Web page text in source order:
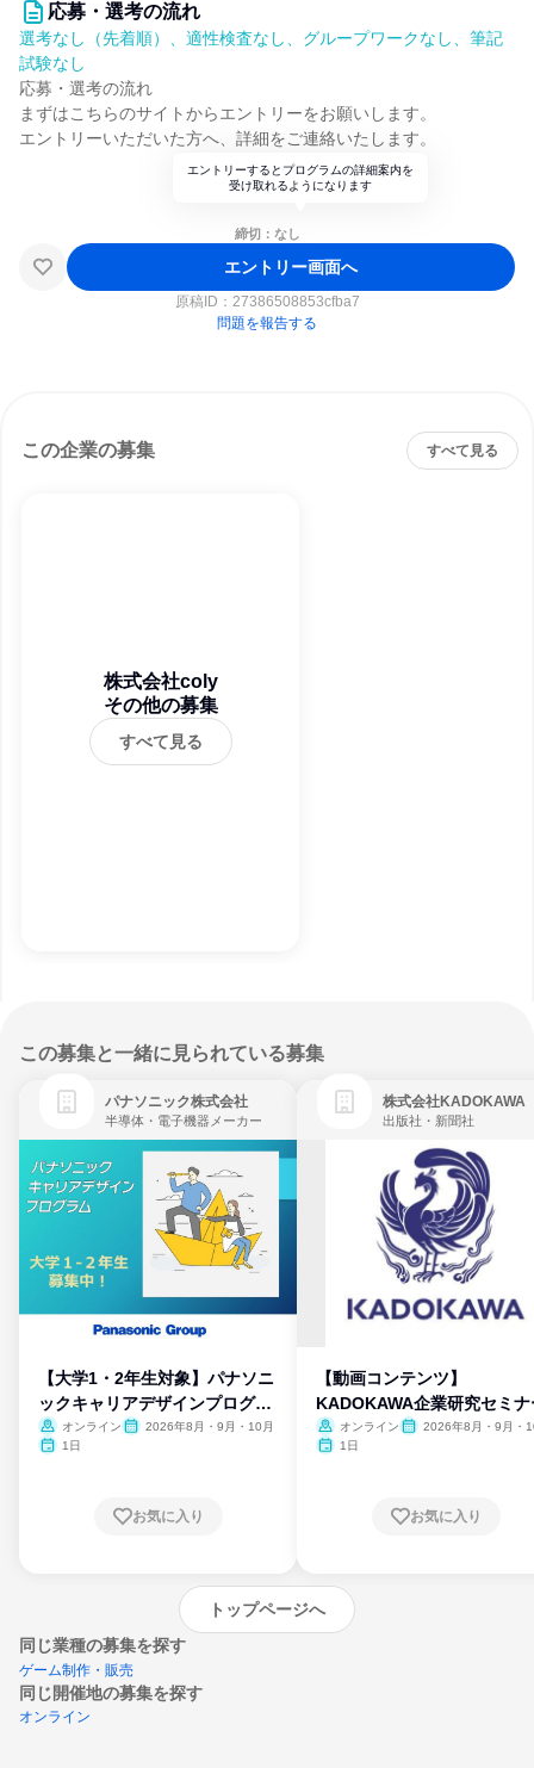
応募・選考の流れ
選考なし（先着順）、適性検査なし、グループワークなし、筆記
試験なし
応募・選考の流れ
まずはこちらのサイトからエントリーをお願いします。
エントリーいただいた方へ、詳細をご連絡いたします。
エントリーするとプログラムの詳細案内を
受け取れるようになります
締切：なし
エントリー画面へ
原稿ID： 27386508853cfba7
問題を報告する
この企業の募集 すべて見る
株式会社coly
その他の募集
すべて見る
この募集と一緒に見られている募集
パナソニック株式会社
半導体・電子機器メーカー
【大学1・2年生対象】パナソニ
ックキャリアデザインプログラ
ム
オンライン
2026年8月・9月・10月
1日
お気に入り
株式会社KADOKAWA
出版社・新聞社
【動画コンテンツ】
KADOKAWA企業研究セミナ
オンライン
2026年8月・9月・
1日
お気に入り
トップページへ
同じ業種の募集を探す
ゲーム制作・販売
同じ開催地の募集を探す
オンライン